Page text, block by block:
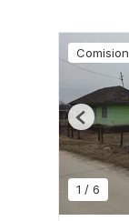
1 / 6
Previous